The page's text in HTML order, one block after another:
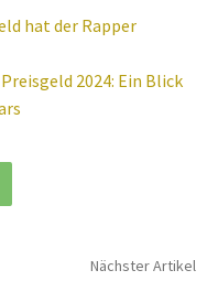
hat der Rapper
2024: Ein Blick
Nächster Artikel